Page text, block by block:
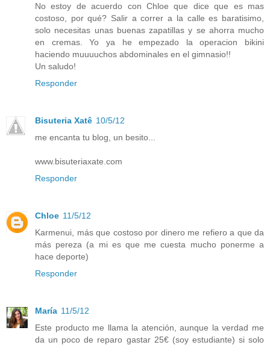
No estoy de acuerdo con Chloe que dice que es mas
costoso, por qué? Salir a correr a la calle es baratisimo,
solo necesitas unas buenas zapatillas y se ahorra mucho
en cremas. Yo ya he empezado la operacion bikini
haciendo muuuuchos abdominales en el gimnasio!!
Un saludo!
Responder
Bisuteria Xatê 10/5/12
me encanta tu blog, un besito...
www.bisuteriaxate.com
Responder
Chloe 11/5/12
Karmenui, más que costoso por dinero me refiero a que da
más pereza (a mi es que me cuesta mucho ponerme a
hace deporte)
Responder
María 11/5/12
Este producto me llama la atención, aunque la verdad me
da un poco de reparo gastar 25€ (soy estudiante) si solo